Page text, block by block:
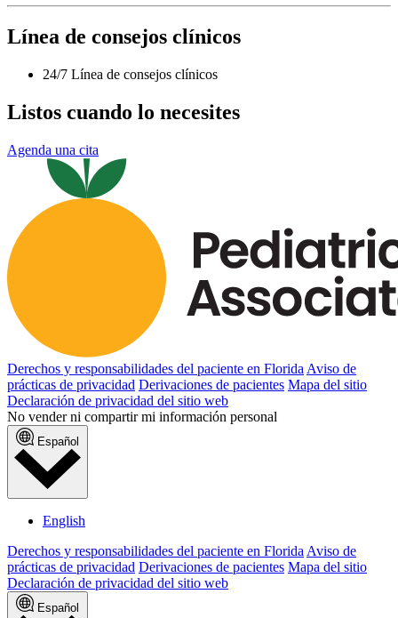
Línea de consejos clínicos
24/7 Línea de consejos clínicos
Listos cuando lo necesites
Agenda una cita
Derechos y responsabilidades del paciente en Florida Aviso de
prácticas de privacidad Derivaciones de pacientes Mapa del sitio
Declaración de privacidad del sitio web
No vender ni compartir mi información personal
Español
English
Derechos y responsabilidades del paciente en FloridaAviso de
prácticas de privacidad Derivaciones de pacientes Mapa del sitio
Declaración de privacidad del sitio web
Español